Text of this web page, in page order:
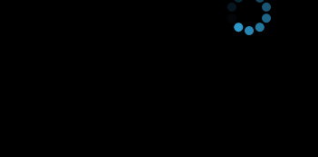
1 сезон 11
1 сезон 10